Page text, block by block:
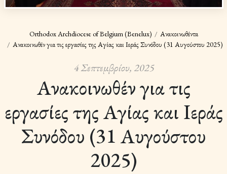
Orthodox Archdiocese of Belgium (Benelux)
Ανακοινωθέντα
Ανακοινωθέν για τις εργασίες της Αγίας και Ιεράς Συνόδου (31 Αυγούστου 2025)
4 Σεπτεμβρίου, 2025
Ανακοινωθέν για τις
εργασίες της Αγίας και Ιεράς
Συνόδου (31 Αυγούστου
2025)